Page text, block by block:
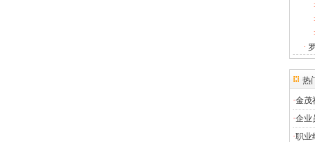
·
热
·金茂
·企业
·职业